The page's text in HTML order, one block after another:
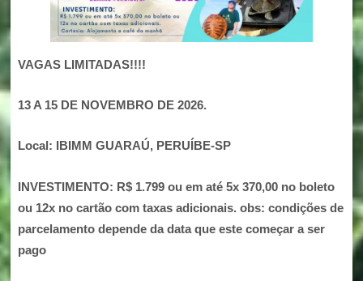
VAGAS LIMITADAS!!!!
13 A 15 DE NOVEMBRO DE 2026.
Local: IBIMM GUARAÚ, PERUÍBE-SP
INVESTIMENTO: R$ 1.799 ou em até 5x 370,00 no boleto
ou 12x no cartão com taxas adicionais. obs: condições de
parcelamento depende da data que este começar a ser
pago